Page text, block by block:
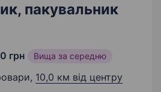
пакувальник
грн Вища за середню
10,0 км від центру